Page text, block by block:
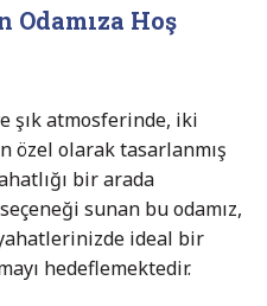
Odamıza Hoş
şık atmosferinde, iki
özel olarak tasarlanmış
bir arada
sunan bu odamız,
ideal bir
hedeflemektedir.